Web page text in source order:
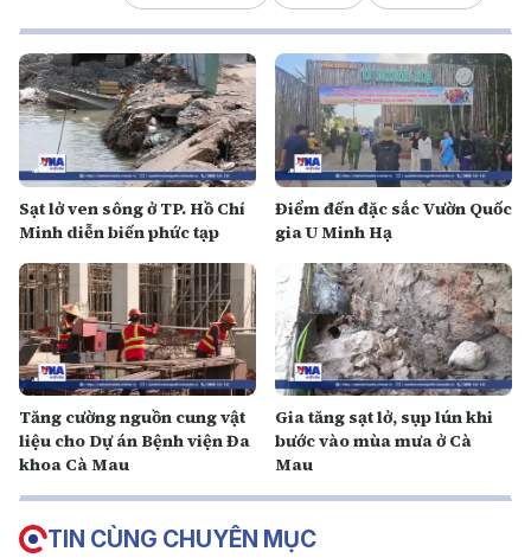
Sạt lở ven sông ở TP. Hồ Chí
Minh diễn biến phức tạp
Điểm đến đặc sắc Vườn Quốc
gia U Minh Hạ
Tăng cường nguồn cung vật
liệu cho Dự án Bệnh viện Đa
khoa Cà Mau
Gia tăng sạt lở, sụp lún khi
bước vào mùa mưa ở Cà
Mau
TIN CÙNG CHUYÊN MỤC